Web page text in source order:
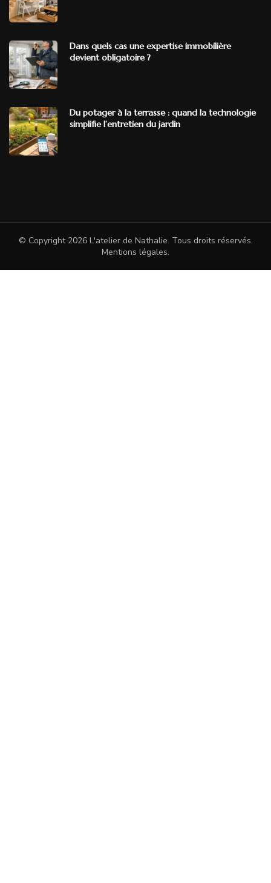
Dans quels cas une expertise immobilière
devient obligatoire ?
Du potager à la terrasse : quand la technologie
simplifie l’entretien du jardin
© Copyright 2026 L'atelier de Nathalie. Tous droits réservés.
Mentions légales.